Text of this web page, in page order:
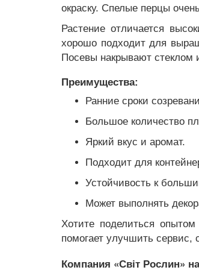
окраску. Спелые перцы
Растение отличается
хорошо подходит для
Посевы накрывают стеклом
Преимущества:
Ранние сроки
Большое количество
Яркий вкус и аромат.
Подходит для
Устойчивость к
Может выполнять
Хотите поделиться
помогает улучшить сервис,
Компания «Світ Рослин»